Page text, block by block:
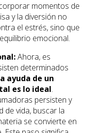
momentos de
y la diversión no
el estrés, sino que
emocional.
Ahora, es
determinados
ayuda de un
es lo ideal.
persisten y
de vida, buscar la
se convierte en